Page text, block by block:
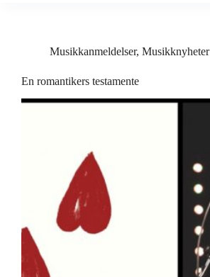
Musikkanmeldelser, Musikknyheter
En romantikers testamente